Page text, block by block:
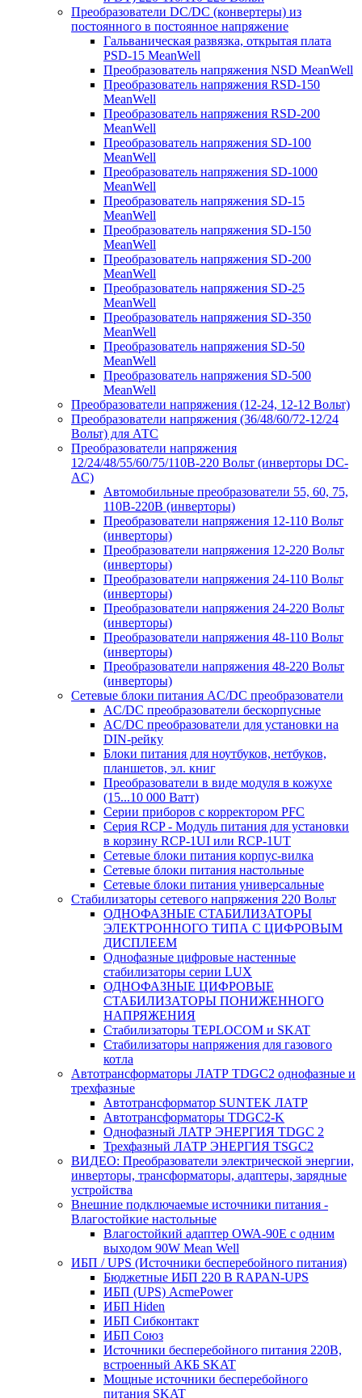
Преобразователи DC/DC (конвертеры) из
постоянного в постоянное напряжение
Гальваническая развязка, открытая плата
PSD-15 MeanWell
Преобразователь напряжения NSD MeanWell
Преобразователь напряжения RSD-150
MeanWell
Преобразователь напряжения RSD-200
MeanWell
Преобразователь напряжения SD-100
MeanWell
Преобразователь напряжения SD-1000
MeanWell
Преобразователь напряжения SD-15
MeanWell
Преобразователь напряжения SD-150
MeanWell
Преобразователь напряжения SD-200
MeanWell
Преобразователь напряжения SD-25
MeanWell
Преобразователь напряжения SD-350
MeanWell
Преобразователь напряжения SD-50
MeanWell
Преобразователь напряжения SD-500
MeanWell
Преобразователи напряжения (12-24, 12-12 Вольт)
Преобразователи напряжения (36/48/60/72-12/24
Вольт) для АТС
Преобразователи напряжения
12/24/48/55/60/75/110В-220 Вольт (инверторы DC-
AC)
Автомобильные преобразователи 55, 60, 75,
110В-220В (инверторы)
Преобразователи напряжения 12-110 Вольт
(инверторы)
Преобразователи напряжения 12-220 Вольт
(инверторы)
Преобразователи напряжения 24-110 Вольт
(инверторы)
Преобразователи напряжения 24-220 Вольт
(инверторы)
Преобразователи напряжения 48-110 Вольт
(инверторы)
Преобразователи напряжения 48-220 Вольт
(инверторы)
Сетевые блоки питания AC/DC преобразователи
AC/DC преобразователи бескорпусные
AC/DC преобразователи для установки на
DIN-рейку
Блоки питания для ноутбуков, нетбуков,
планшетов, эл. книг
Преобразователи в виде модуля в кожухе
(15...10 000 Ватт)
Серии приборов с корректором PFC
Серия RCP - Модуль питания для установки
в корзину RCP-1UI или RCP-1UT
Сетевые блоки питания корпус-вилка
Сетевые блоки питания настольные
Сетевые блоки питания универсальные
Стабилизаторы сетевого напряжения 220 Вольт
ОДНОФАЗНЫЕ СТАБИЛИЗАТОРЫ
ЭЛЕКТРОННОГО ТИПА С ЦИФРОВЫМ
ДИСПЛЕЕМ
Однофазные цифровые настенные
стабилизаторы серии LUX
ОДНОФАЗНЫЕ ЦИФРОВЫЕ
СТАБИЛИЗАТОРЫ ПОНИЖЕННОГО
НАПРЯЖЕНИЯ
Стабилизаторы TEPLOCOM и SKAT
Стабилизаторы напряжения для газового
котла
Автотрансформаторы ЛАТР TDGC2 однофазные и
трехфазные
Автотрансформатор SUNTEK ЛАТР
Автотрансформаторы TDGC2-K
Однофазный ЛАТР ЭНЕРГИЯ TDGC 2
Трехфазный ЛАТР ЭНЕРГИЯ TSGC2
ВИДЕО: Преобразователи электрической энергии,
инверторы, трансформаторы, адаптеры, зарядные
устройства
Внешние подключаемые источники питания -
Влагостойкие настольные
Влагостойкий адаптер OWA-90E с одним
выходом 90W Mean Well
ИБП / UPS (Источники бесперебойного питания)
Бюджетные ИБП 220 В RAPAN-UPS
ИБП (UPS) AcmePower
ИБП Hiden
ИБП Сибконтакт
ИБП Союз
Источники бесперебойного питания 220В,
встроенный АКБ SKAT
Мощные источники бесперебойного
питания SKAT